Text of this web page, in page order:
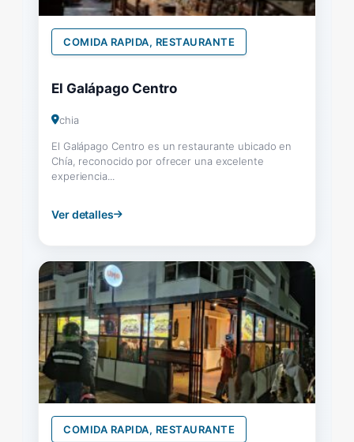
COMIDA RAPIDA, RESTAURANTE
El Galápago Centro
chia
El Galápago Centro es un restaurante ubicado en
Chía, reconocido por ofrecer una excelente
experiencia...
Ver detalles
COMIDA RAPIDA, RESTAURANTE